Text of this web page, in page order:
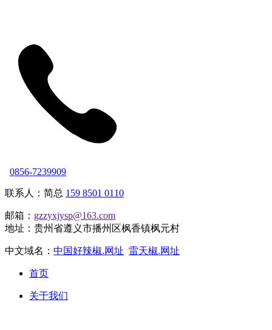
0856-7239909
联系人：简总 159 8501 0110
邮箱： gzzyxjysp@163.com
地址：贵州省遵义市播州区枫香镇枫元村
中文域名： 中国好辣椒.网址 雷天椒.网址
首页
关于我们